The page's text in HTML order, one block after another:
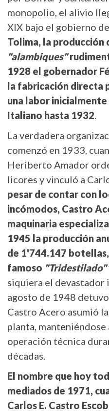
monopolio, el alivio
XIX bajo el gobierno
Tolima, la producción
"alambiques"
1928 el gobernador
la fabricación directa
una labor
Italiano hasta 1932.
La verdadera
comenzó en 1933,
Heriberto Amador
licores y vinculó a
pesar de contar con
incómodos, Castro
maquinaria
1945 la producción
de 1'744.147
famoso "Tridestilado"
siquiera el devastador
agosto de 1948
Castro Acero asumió
planta,
operación técnica
décadas.
El nombre que hoy
mediados de 1971,
Carlos E. Castro